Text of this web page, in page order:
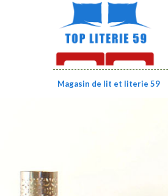
Magasin de lit et literie 59